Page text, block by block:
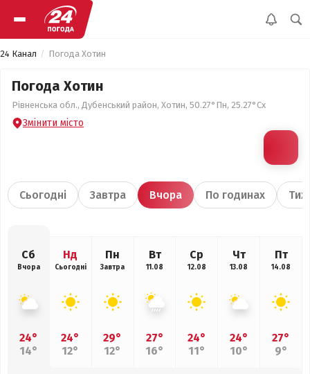
24 Канал Погода Хотин
Погода Хотин
Рівненська обл., Дубенський район, Хотин, 50.27°Пн, 25.27°Сх
Змінити місто
Сьогодні Завтра Вчора По годинах
Сб
Вчора
24°
14°
Нд
Сьогодні
24°
12°
Пн
Завтра
29°
12°
Вт
11.08
27°
16°
Ср
12.08
24°
11°
Чт
13.08
24°
10°
Пт
14.08
27°
9°